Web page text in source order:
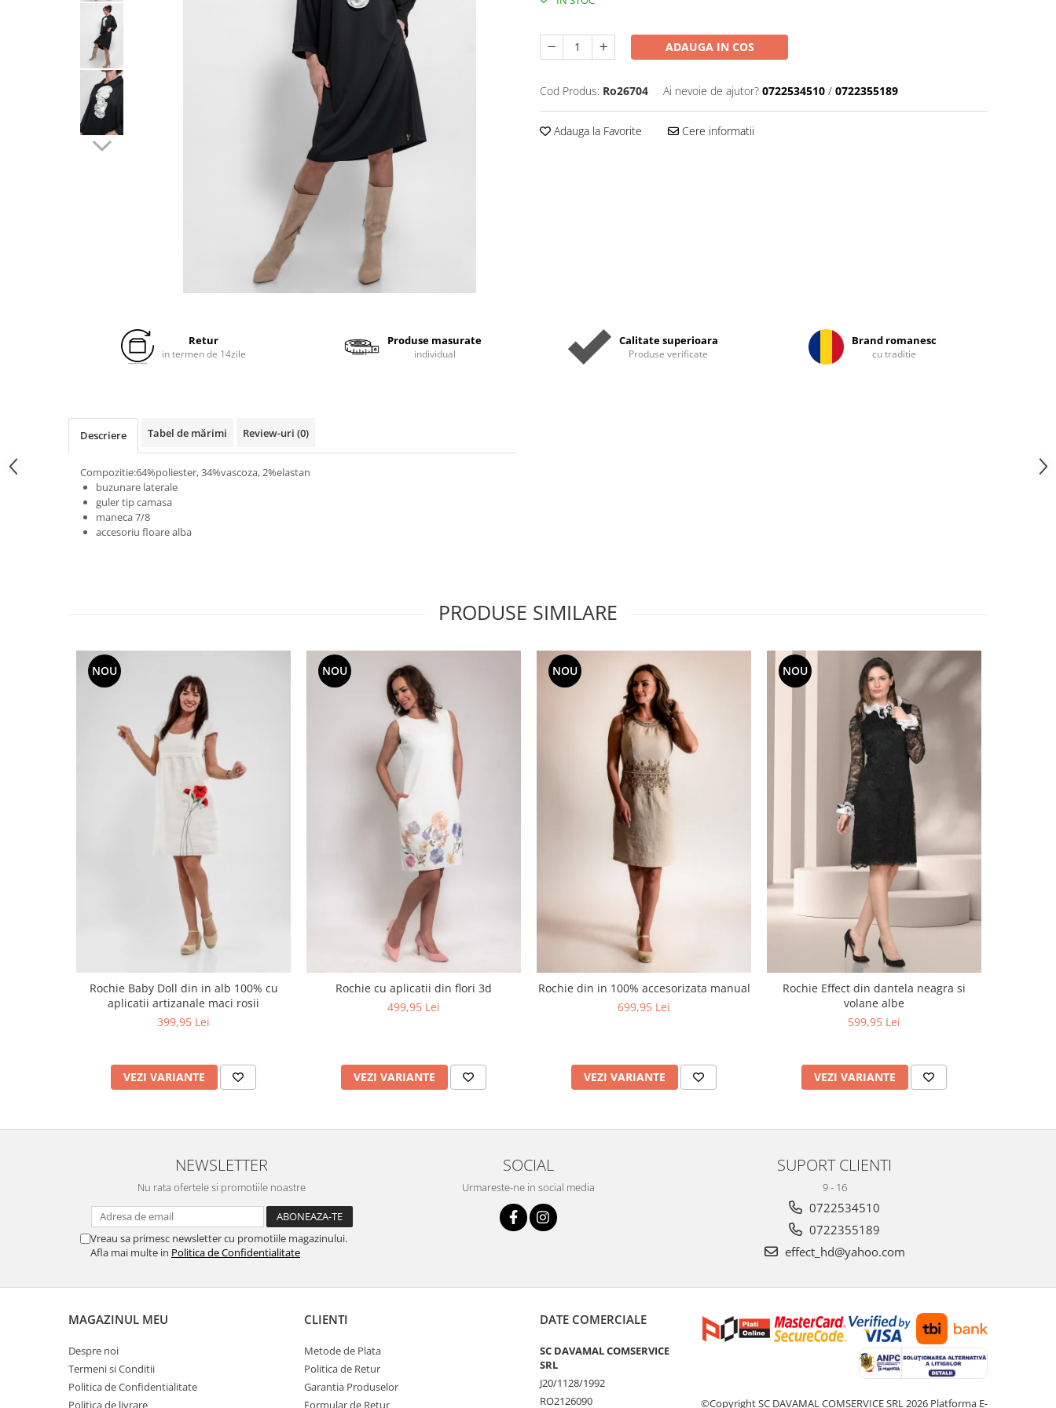
ADAUGA IN COS
Cod Produs: Ro26704 Ai nevoie de ajutor? 0722534510 / 0722355189
Adauga la Favorite Cere informatii
Retur
in termen de 14zile
Produse masurate
individual
Calitate superioara
Produse verificate
Brand romanesc
cu traditie
Descriere Tabel de mărimi Review-uri (0)
Compozitie:64%poliester, 34%vascoza, 2%elastan
buzunare laterale
guler tip camasa
maneca 7/8
accesoriu floare alba
PRODUSE SIMILARE
NOU
Rochie Baby Doll din in alb 100% cu
aplicatii artizanale maci rosii
399,95 Lei
VEZI VARIANTE
NOU
Rochie cu aplicatii din flori 3d
499,95 Lei
VEZI VARIANTE
NOU
Rochie din in 100% accesorizata manual
699,95 Lei
VEZI VARIANTE
NOU
Rochie Effect din dantela neagra si
volane albe
599,95 Lei
VEZI VARIANTE
NEWSLETTER
Nu rata ofertele si promotiile noastre
Vreau sa primesc newsletter cu promotiile magazinului.
Afla mai multe in Politica de Confidentialitate
SOCIAL
Urmareste-ne in social media
SUPORT CLIENTI
9 - 16
0722534510
0722355189
effect_hd@yahoo.com
MAGAZINUL MEU
Despre noi
Termeni si Conditii
Politica de Confidentialitate
Politica de livrare
CLIENTI
Metode de Plata
Politica de Retur
Garantia Produselor
Formular de Retur
DATE COMERCIALE
SC DAVAMAL COMSERVICE
SRL
J20/1128/1992
RO2126090
©Copyright SC DAVAMAL COMSERVICE SRL 2026 Platforma E-